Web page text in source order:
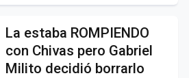
La estaba ROMPIENDO
con Chivas pero Gabriel
Milito decidió borrarlo